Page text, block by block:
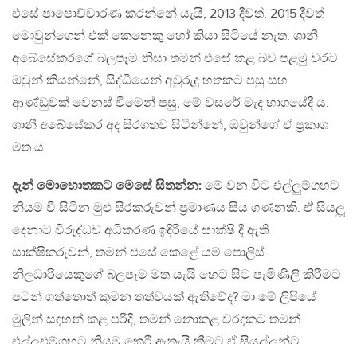
එසේ පාපොච්චාරණ කරන්නේ යැයි, 2013 දීවත්, 2015 දීවත්
මොවුන්ගෙන් එක් කෙනෙකු හෝ කියා සිටියේ නැත. ශානී
අබේසේකරගේ බලපෑම නිසා තමන් එසේ කළ බව පළමු වරට
ඔවුන් කියන්නේ, සිද්ධියෙන් අවුරුදු හතකට පසු සහ
ආණ්ඩුවක් වෙනස් වීමෙන් පසු, මේ වසරේ මැද භාගයේදී ය.
ශානී අබේසේකර අද සිරගතව සිටින්නේ, ඔවුන්ගේ ඒ ප‍්‍රකාශ
මත ය.
දැන් මොහොතකට මෙසේ සිතන්න: මේ වන විට එල්ලුම්ගහට
නියම වී සිටින මුළු සිරකරුවන් ප‍්‍රමාණය සිය ගණනකි. ඒ සියලූ
දෙනාට විරුද්ධව අධිකරණ ඉදිරියේ සාක්ෂි දී ඇති
සාක්ෂිකරුවන්, තමන් එසේ කෙළේ යම් පොලිස්
නිලධාරියෙකුගේ බලපෑම මත යැයි හෙට සිට පැමිණිලි කිරීමට
පටන් ගත්තොත් කුමන තත්වයක් ඇතිවේද? මා මේ ලිපියේ
මුලින් සඳහන් කළ පරිදි, තමන් නොකළ වරදකට තමන්